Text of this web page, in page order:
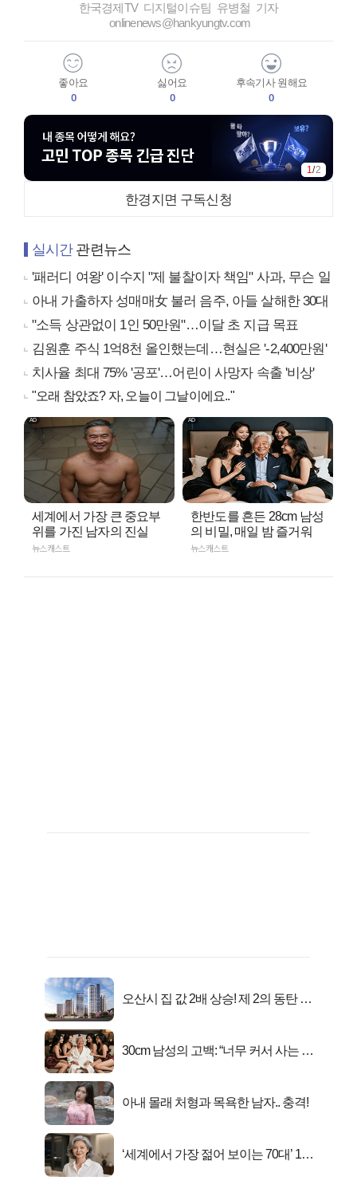
한국경제TV 디지털이슈팀 유병철 기자
onlinenews@hankyungtv.com
좋아요
0
싫어요
0
후속기사 원해요
0
1/2
한경지면 구독신청
실시간관련뉴스
'패러디 여왕' 이수지 "제 불찰이자 책임" 사과, 무슨 일
아내 가출하자 성매매女 불러 음주, 아들 살해한 30대
"소득 상관없이 1인 50만원"…이달 초 지급 목표
김원훈 주식 1억8천 올인했는데…현실은 '-2,400만원'
치사율 최대 75% '공포'…어린이 사망자 속출 '비상'
"오래 참았죠? 자, 오늘이 그날이에요.."
세계에서 가장 큰 중요부
위를 가진 남자의 진실
뉴스캐스트
한반도를 흔든 28cm 남성
의 비밀, 매일 밤 즐거워
뉴스캐스트
오산시 집 값 2배 상승! 제 2의 동탄 신
30cm 남성의 고백: “너무 커서 사는 게
아내 몰래 처형과 목욕한 남자.. 충격!
‘세계에서 가장 젊어 보이는 70대’ 1위